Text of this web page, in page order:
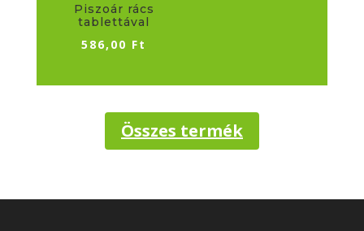
Piszoár rács
tablettával
586,00 Ft
Összes termék